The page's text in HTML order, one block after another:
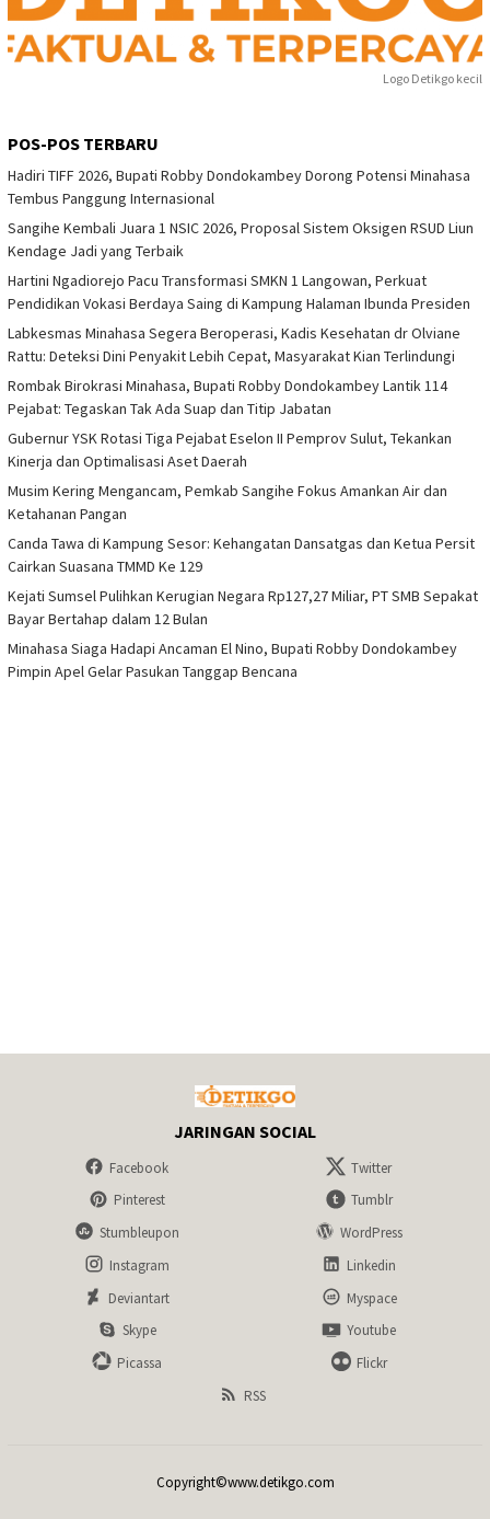
Logo Detikgo kecil
POS-POS TERBARU
Hadiri TIFF 2026, Bupati Robby Dondokambey Dorong Potensi Minahasa
Tembus Panggung Internasional
Sangihe Kembali Juara 1 NSIC 2026, Proposal Sistem Oksigen RSUD Liun
Kendage Jadi yang Terbaik
Hartini Ngadiorejo Pacu Transformasi SMKN 1 Langowan, Perkuat
Pendidikan Vokasi Berdaya Saing di Kampung Halaman Ibunda Presiden
Labkesmas Minahasa Segera Beroperasi, Kadis Kesehatan dr Olviane
Rattu: Deteksi Dini Penyakit Lebih Cepat, Masyarakat Kian Terlindungi
Rombak Birokrasi Minahasa, Bupati Robby Dondokambey Lantik 114
Pejabat: Tegaskan Tak Ada Suap dan Titip Jabatan
Gubernur YSK Rotasi Tiga Pejabat Eselon II Pemprov Sulut, Tekankan
Kinerja dan Optimalisasi Aset Daerah
Musim Kering Mengancam, Pemkab Sangihe Fokus Amankan Air dan
Ketahanan Pangan
Canda Tawa di Kampung Sesor: Kehangatan Dansatgas dan Ketua Persit
Cairkan Suasana TMMD Ke 129
Kejati Sumsel Pulihkan Kerugian Negara Rp127,27 Miliar, PT SMB Sepakat
Bayar Bertahap dalam 12 Bulan
Minahasa Siaga Hadapi Ancaman El Nino, Bupati Robby Dondokambey
Pimpin Apel Gelar Pasukan Tanggap Bencana
JARINGAN SOCIAL
Facebook
Twitter
Pinterest
Tumblr
Stumbleupon
WordPress
Instagram
Linkedin
Deviantart
Myspace
Skype
Youtube
Picassa
Flickr
RSS
Copyright©www.detikgo.com